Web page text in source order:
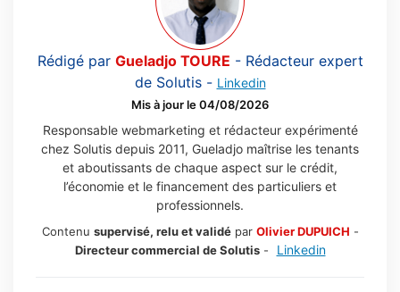
Rédigé par Gueladjo TOURE - Rédacteur expert
de Solutis- Linkedin
Mis à jour le 04/08/2026
Responsable webmarketing et rédacteur expérimenté
chez Solutis depuis 2011, Gueladjo maîtrise les tenants
et aboutissants de chaque aspect sur le crédit,
l’économie et le financement des particuliers et
professionnels.
Contenu supervisé, relu et validépar Olivier DUPUICH -
Directeur commercial de Solutis- Linkedin